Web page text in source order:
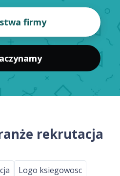
rekrutacja
Logo ksiegowosc